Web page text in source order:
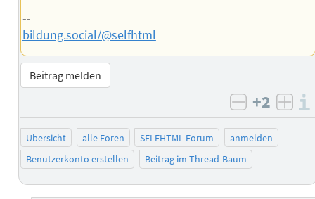
--
bildung.social/@selfhtml
Beitrag melden
negativ
+2
Übersicht alle Foren SELFHTML-Forum
anmelden
Benutzerkonto erstellen
Beitrag im Thread-Baum